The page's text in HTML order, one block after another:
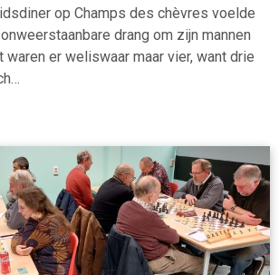
op Champs des chèvres voelde
drang om zijn mannen
er weliswaar maar vier, want drie